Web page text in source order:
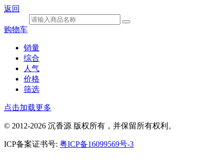
返回
购物车
销量
综合
人气
价格
筛选
点击加载更多
© 2012-2026 沉香源 版权所有，并保留所有权利。
ICP备案证书号: 粤ICP备16099569号-3